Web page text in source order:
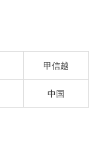
甲信越
中国